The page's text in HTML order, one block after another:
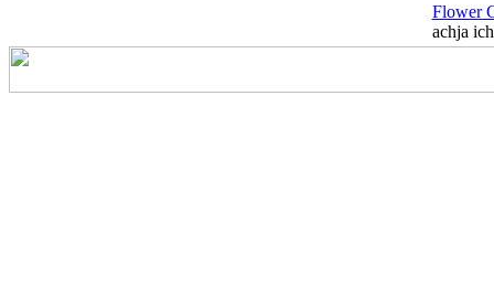
Flower
achja